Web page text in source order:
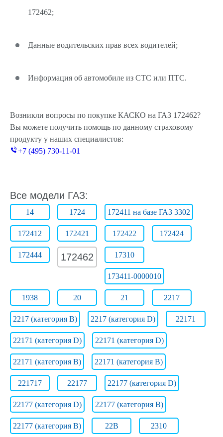
172462;
Данные водительских прав всех водителей;
Информация об автомобиле из СТС или ПТС.
Возникли вопросы по покупке КАСКО на ГАЗ 172462?
Вы можете получить помощь по данному страховому
продукту у наших специалистов:
+7 (495) 730-11-01
Все модели ГАЗ:
14 1724 172411 на базе ГАЗ 3302
172412 172421 172422 172424
172444 172462 17310
173411-0000010
1938 20 21 2217
2217 (категория B) 2217 (категория D) 22171
22171 (категория D) 22171 (категория D)
22171 (категория В) 22171 (категория В)
221717 22177 22177 (категория D)
22177 (категория D) 22177 (категория В)
22177 (категория В) 22B 2310